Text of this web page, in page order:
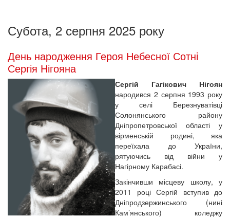
Субота, 2 серпня 2025 року
День народження Героя Небесної Сотні
Сергія Нігояна
Сергій Гагікович Нігоян
народився 2 серпня 1993 року
у селі Березнуватівці
Солонянського району
Дніпропетровської області у
вірменській родині, яка
переїхала до України,
рятуючись від війни у
Нагірному Карабасі.
Закінчивши місцеву школу, у
2011 році Сергій вступив до
Дніпродзержинського (нині
Кам’янського) коледжу